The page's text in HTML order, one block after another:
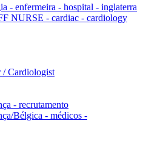
- enfermeira - hospital - inglaterra
NURSE - cardiac - cardiology
/ Cardiologist
- recrutamento
Bélgica - médicos -